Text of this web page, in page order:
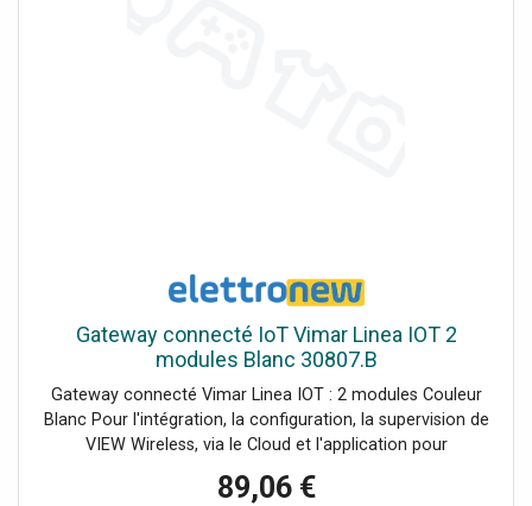
Gateway connecté IoT Vimar Linea IOT 2
modules Blanc 30807.B
Gateway connecté Vimar Linea IOT : 2 modules Couleur
Blanc Pour l'intégration, la configuration, la supervision de
VIEW Wireless, via le Cloud et l'application pour
La passerelle est un dispositif Wi-Fi à technologie
89,06 €